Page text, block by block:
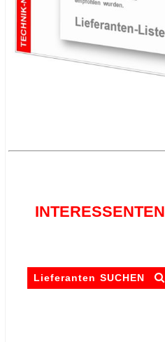
INTERESSENTEN
Lieferanten SUCHEN